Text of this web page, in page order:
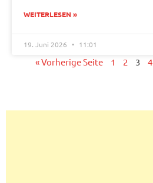
WEITERLESEN »
19. Juni 2026 11:01
« Vorherige Seite 1 2 3 4